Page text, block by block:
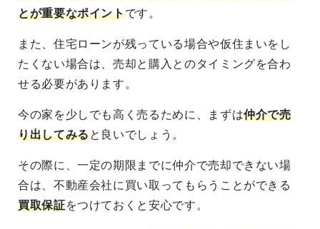
とが重要なポイントです。
また、住宅ローンが残っている場合や仮住まいをし
たくない場合は、売却と購入とのタイミングを合わ
せる必要があります。
今の家を少しでも高く売るために、まずは仲介で売
り出してみると良いでしょう。
その際に、一定の期限までに仲介で売却できない場
合は、不動産会社に買い取ってもらうことができる
買取保証をつけておくと安心です。